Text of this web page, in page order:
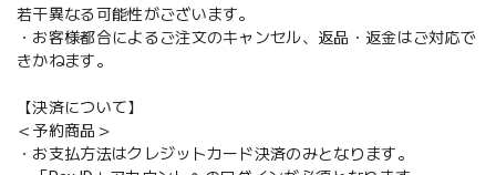
若干異なる可能性がございます。
・お客様都合によるご注文のキャンセル、返品・返金はご対応で
きかねます。
【決済について】
＜予約商品＞
・お支払方法はクレジットカード決済のみとなります。